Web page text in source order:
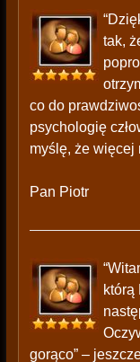
tak,
co do
psychologię
myślę, że więcej
Pan Piotr
którą
gorąco” –